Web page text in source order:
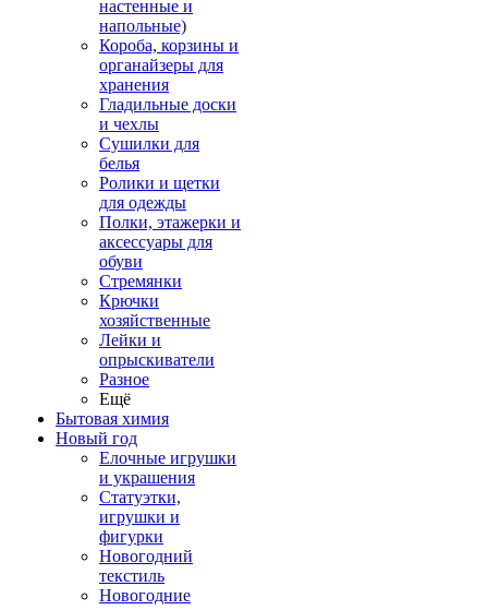
настенные и
напольные)
Короба, корзины и
органайзеры для
хранения
Гладильные доски
и чехлы
Сушилки для
белья
Ролики и щетки
для одежды
Полки, этажерки и
аксессуары для
обуви
Стремянки
Крючки
хозяйственные
Лейки и
опрыскиватели
Разное
Ещё
Бытовая химия
Новый год
Елочные игрушки
и украшения
Статуэтки,
игрушки и
фигурки
Новогодний
текстиль
Новогодние